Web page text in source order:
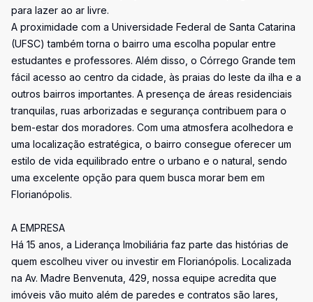
para lazer ao ar livre.
A proximidade com a Universidade Federal de Santa Catarina
(UFSC) também torna o bairro uma escolha popular entre
estudantes e professores. Além disso, o Córrego Grande tem
fácil acesso ao centro da cidade, às praias do leste da ilha e a
outros bairros importantes. A presença de áreas residenciais
tranquilas, ruas arborizadas e segurança contribuem para o
bem-estar dos moradores. Com uma atmosfera acolhedora e
uma localização estratégica, o bairro consegue oferecer um
estilo de vida equilibrado entre o urbano e o natural, sendo
uma excelente opção para quem busca morar bem em
Florianópolis.
A EMPRESA
Há 15 anos, a Liderança Imobiliária faz parte das histórias de
quem escolheu viver ou investir em Florianópolis. Localizada
na Av. Madre Benvenuta, 429, nossa equipe acredita que
imóveis vão muito além de paredes e contratos são lares,